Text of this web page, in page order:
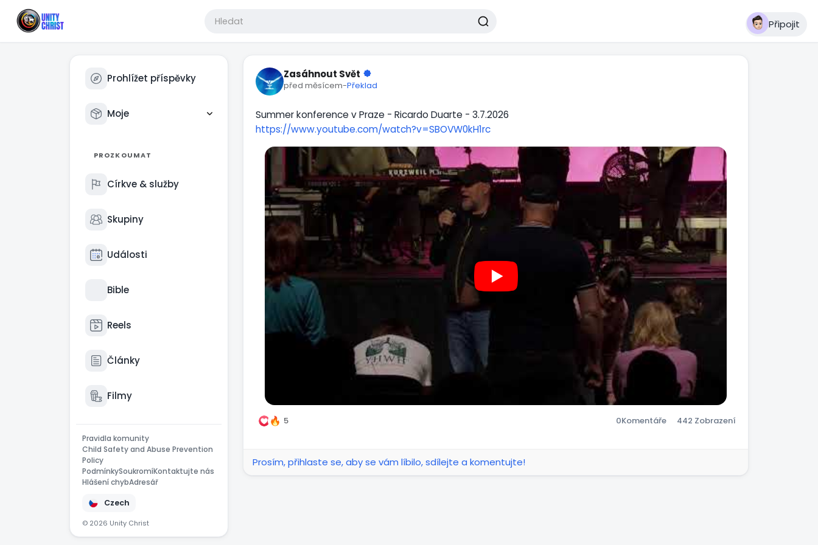
Připojit
Prohlížet příspěvky
Moje
PROZKOUMAT
Církve & služby
Skupiny
Události
Bible
Reels
Články
Filmy
Pravidla komunity
Child Safety and Abuse Prevention
Policy
PodmínkySoukromíKontaktujte nás
Hlášení chybAdresář
Czech
© 2026 Unity Christ
Zasáhnout Svět
před měsícem-Překlad
Summer konference v Praze - Ricardo Duarte - 3.7.2026
https://www.youtube.com/watch?v=SBOVW0kH1rc
5 0Komentáře 442 Zobrazení
Prosím, přihlaste se, aby se vám líbilo, sdílejte a komentujte!